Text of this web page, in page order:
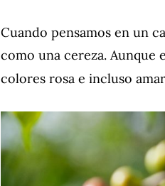
Cuando pensamos en un
como una cereza. Aunque
colores rosa e incluso